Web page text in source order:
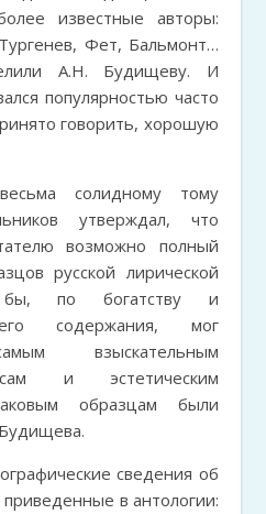
известные авторы:
Фет, Бальмонт…
А.Н. Будищеву. И
популярностью часто
говорить, хорошую
солидному тому
утверждал, что
возможно полный
русской лирической
бы, по богатству и
содержания, мог
взыскательным
и эстетическим
образцам были
сведения об
в антологии: